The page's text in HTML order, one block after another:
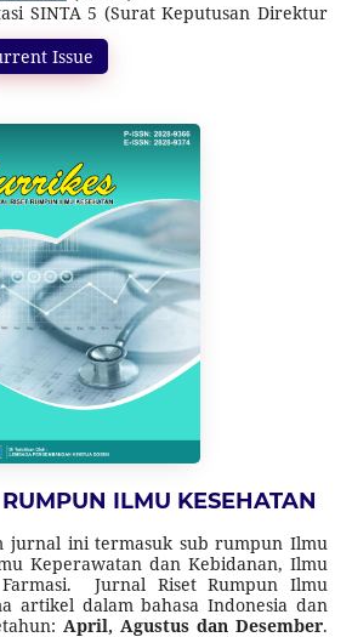
SINTA 5 (Surat Keputusan Direktur
Tinggi, Riset, dan Teknologi Nomor
tanggal 21 Maret 2025 tentang
Jurnal Ilmiah Periode I Tahun 2025)
Issue
ILMU KESEHATAN
jurnal ini termasuk sub rumpun Ilmu
Keperawatan dan Kebidanan, Ilmu
Jurnal Riset Rumpun Ilmu
artikel dalam bahasa Indonesia dan
April, Agustus dan Desember.